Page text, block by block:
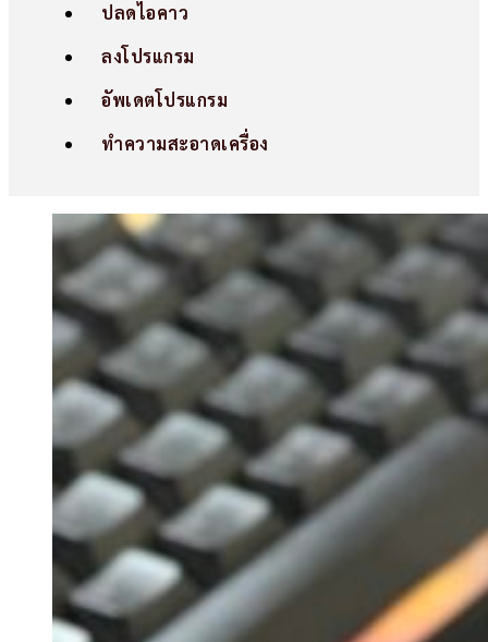
ปลดไอคาว
ลงโปรแกรม
อัพเดตโปรแกรม
ทำความสะอาดเครื่อง